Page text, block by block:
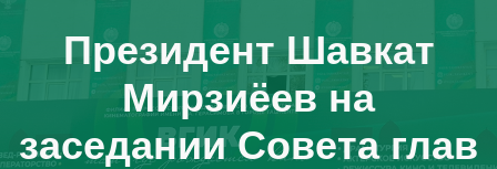
Президент Шавкат
Мирзиёев на
заседании Совета глав